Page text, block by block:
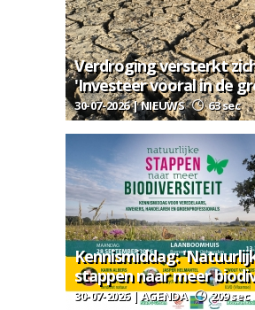
Verdroging versterkt
'Investeer vooral in de
30-07-2026 | NIEUWS 63 sec
Kennismiddag:
stappen naar meer
30-07-2026 | AGENDA 209 sec